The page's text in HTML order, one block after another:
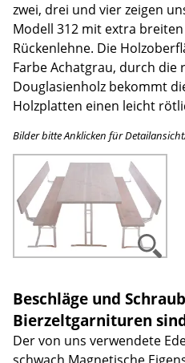
zwei, drei und vier zeigen
Modell 312 mit extra
Rückenlehne. Die
Farbe Achatgrau, durch
Douglasienholz bekommt
Holzplatten einen leicht
Bilder bitte Anklicken für
Beschläge und
Bierzeltgarnituren
Der von uns verwendete